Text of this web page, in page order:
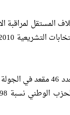
المستقل لمراقبة